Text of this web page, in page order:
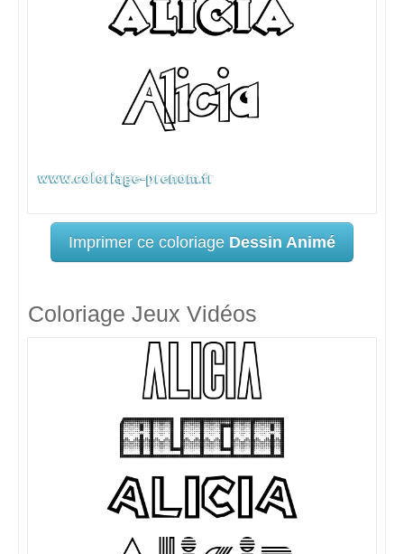
Imprimer ce coloriage Dessin Animé
Coloriage Jeux Vidéos